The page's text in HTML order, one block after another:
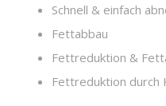
Schnell & einfach
Fettabbau
Fettreduktion &
Fettreduktion durch